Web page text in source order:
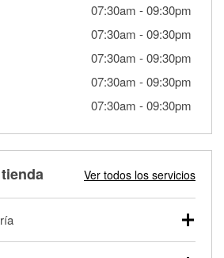
07:30am -09:30pm
07:30am -09:30pm
07:30am -09:30pm
07:30am -09:30pm
07:30am -09:30pm
Ver todos los servicios